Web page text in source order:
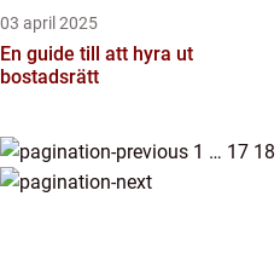
03 april 2025
En guide till att hyra ut
bostadsrätt
1 … 17 18